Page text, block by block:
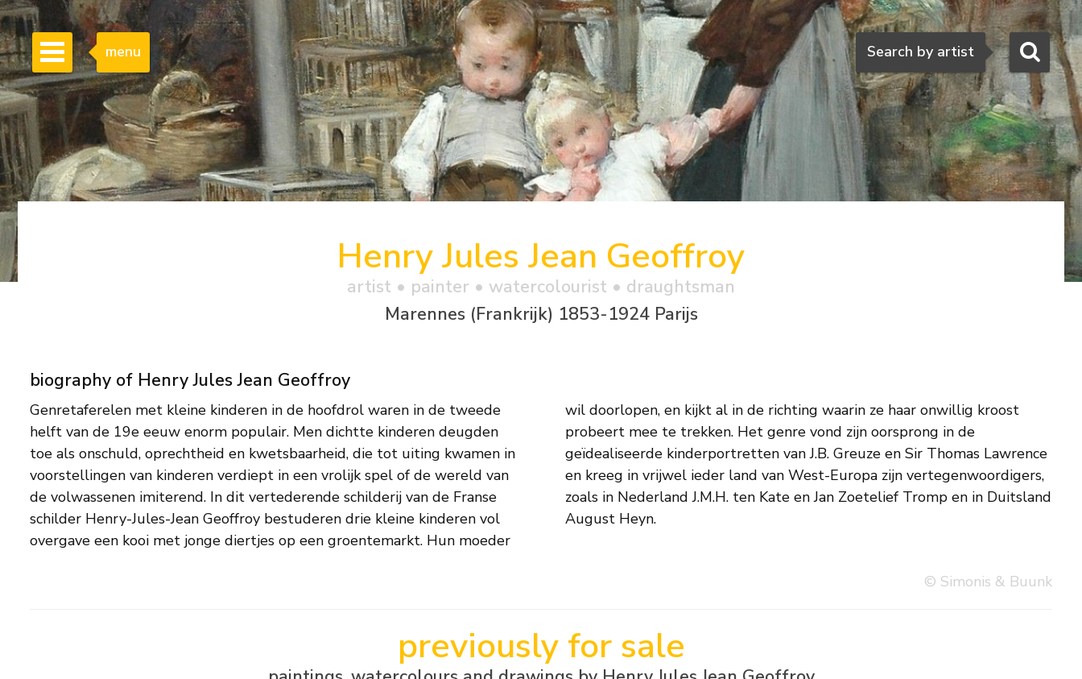
Search
Search by artist
menu
Henry Jules Jean Geoffroy
artist • painter • watercolourist • draughtsman
Marennes (Frankrijk) 1853-1924 Parijs
biography of Henry Jules Jean Geoffroy
Genretaferelen met kleine kinderen in de hoofdrol waren in de tweede
helft van de 19e eeuw enorm populair. Men dichtte kinderen deugden
toe als onschuld, oprechtheid en kwetsbaarheid, die tot uiting kwamen in
voorstellingen van kinderen verdiept in een vrolijk spel of de wereld van
de volwassenen imiterend. In dit vertederende schilderij van de Franse
schilder Henry-Jules-Jean Geoffroy bestuderen drie kleine kinderen vol
overgave een kooi met jonge diertjes op een groentemarkt. Hun moeder
wil doorlopen, en kijkt al in de richting waarin ze haar onwillig kroost
probeert mee te trekken. Het genre vond zijn oorsprong in de
geïdealiseerde kinderportretten van J.B. Greuze en Sir Thomas Lawrence
en kreeg in vrijwel ieder land van West-Europa zijn vertegenwoordigers,
zoals in Nederland J.M.H. ten Kate en Jan Zoetelief Tromp en in Duitsland
August Heyn.
© Simonis & Buunk
previously for sale